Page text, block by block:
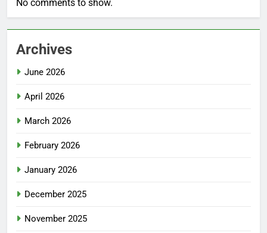
No comments to show.
Archives
June 2026
April 2026
March 2026
February 2026
January 2026
December 2025
November 2025